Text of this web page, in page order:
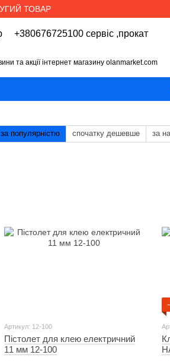
ТОВАР
+380676725100 сервіс ,прокат
та акції інтернет магазину olanmarket.com
за популярністю спочатку дешевше за
Артикул: 12-100
Пістолет для клею електричний
11 мм 12-100